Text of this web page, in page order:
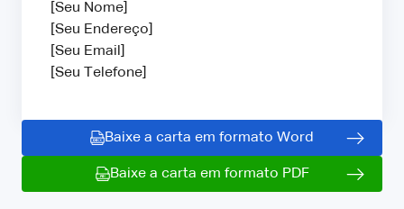
[Seu Nome]
[Seu Endereço]
[Seu Email]
[Seu Telefone]
Baixe a carta em formato Word
Baixe a carta em formato PDF